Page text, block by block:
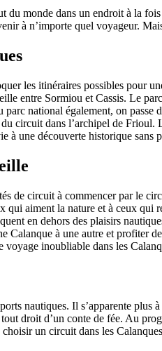
du monde dans un endroit à la
à n’importe quel voyageur.
les itinéraires possibles pour
entre Sormiou et Cassis. Le
national également, on
circuit dans l’archipel de
à une découverte historique sans
de circuit à commencer par le
aiment la nature et à ceux qui
en dehors des plaisirs
Calanque à une autre et profiter
inoubliable dans les
nautiques. Il s’apparente
droit d’un conte de fée. Au
un circuit dans les